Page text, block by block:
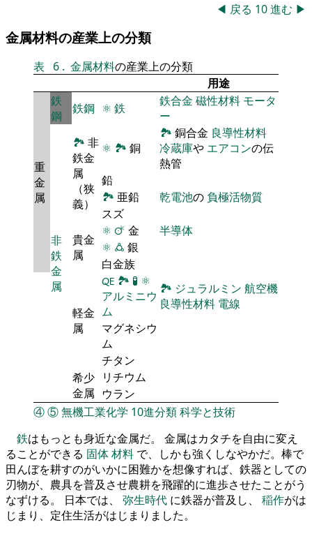
◀ 戻る 10進む ▶
金属材料の産業上の分類
表 6 . 金属材料の産業上の分類
用途
重
金
属
鉄
鋼
鉄鋼 ⚛ 鉄 鉄合金 磁性材料 モータ
ー
非
鉄
金
属
🏞 非
鉄金
属
（狭
義）
⚛ 🏞 銅
🏞 銅合金 良導性材料
冷蔵庫や エアコンの伝
熱管
鉛
🏞 亜鉛 乾電池の 負極活物質
スズ
貴金
属
⚛ 🜚 金
半導体
⚛ 🜛 銀
白金族
軽金
属
🜀 🏞 🧪 ⚛
アルミニウ
ム
🏞 ジュラルミン 航空機
良導性材料 電線
マグネシウ
ム
チタン
希少
金属
リチウム
ウラン
④⑤無機工業化学 10進分類科学と技術
鉄はもっとも身近な金属だ。 金属はカタチを自由に変え
ることができる 固体材料 で、しかも強くしなやかだ。棒で
田んぼを耕すのがいかに困難かを想像すれば、鉄器としての
刃物が、農具を普及させ農耕を飛躍的に進歩させたことがう
なずける。 日本では、 弥生時代 に鉄器が普及し、 稲作がは
じまり、定住生活がはじまりました。